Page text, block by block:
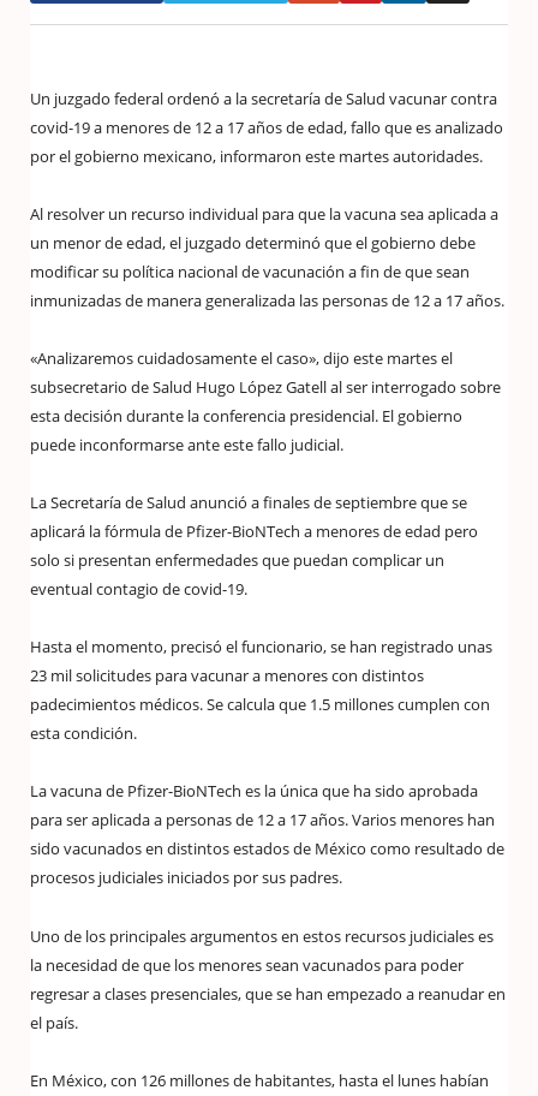
Un juzgado federal ordenó a la secretaría de Salud vacunar contra
covid-19 a menores de 12 a 17 años de edad, fallo que es analizado
por el gobierno mexicano, informaron este martes autoridades.
Al resolver un recurso individual para que la vacuna sea aplicada a
un menor de edad, el juzgado determinó que el gobierno debe
modificar su política nacional de vacunación a fin de que sean
inmunizadas de manera generalizada las personas de 12 a 17 años.
«Analizaremos cuidadosamente el caso», dijo este martes el
subsecretario de Salud Hugo López Gatell al ser interrogado sobre
esta decisión durante la conferencia presidencial. El gobierno
puede inconformarse ante este fallo judicial.
La Secretaría de Salud anunció a finales de septiembre que se
aplicará la fórmula de Pfizer-BioNTech a menores de edad pero
solo si presentan enfermedades que puedan complicar un
eventual contagio de covid-19.
Hasta el momento, precisó el funcionario, se han registrado unas
23 mil solicitudes para vacunar a menores con distintos
padecimientos médicos. Se calcula que 1.5 millones cumplen con
esta condición.
La vacuna de Pfizer-BioNTech es la única que ha sido aprobada
para ser aplicada a personas de 12 a 17 años. Varios menores han
sido vacunados en distintos estados de México como resultado de
procesos judiciales iniciados por sus padres.
Uno de los principales argumentos en estos recursos judiciales es
la necesidad de que los menores sean vacunados para poder
regresar a clases presenciales, que se han empezado a reanudar en
el país.
En México, con 126 millones de habitantes, hasta el lunes habían